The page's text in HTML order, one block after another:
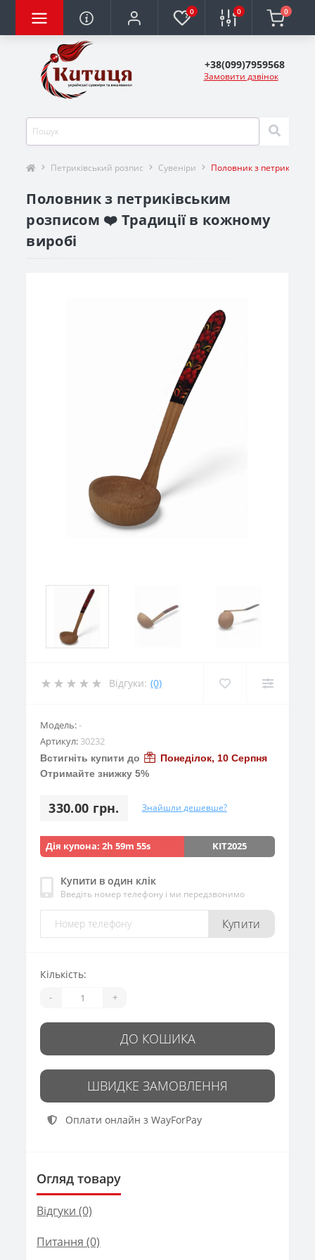
0 0 0
+38(099)7959568
Замовити дзвінок
Петриківський розпис Сувеніри Половник з
Половник з петриківським
розписом ❤️ Традиції в кожному
виробі
Відгуки: (0)
Модель:-
Артикул: 30232
Встигніть купити до
Понеділок, 10 Серпня
Отримайте знижку 5%
330.00 грн. Знайшли дешевше?
Дія купона:2h 59m 54s KIT2025
Купити в один клік
Введіть номер телефону і ми передзвонимо
Купити
Кількість:
- +
ДО КОШИКА
ШВИДКЕ ЗАМОВЛЕННЯ
Оплати онлайн з WayForPay
Огляд товару
Відгуки (0)
Питання (0)